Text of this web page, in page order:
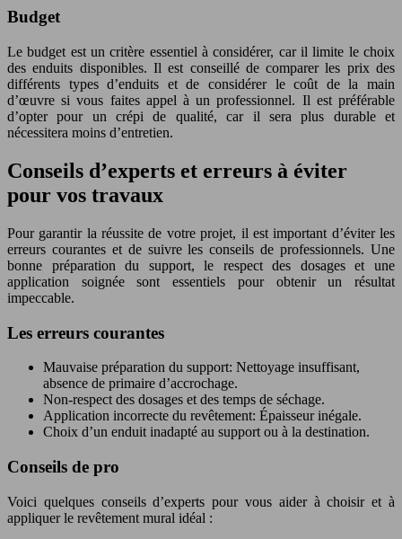
Budget
Le budget est un critère essentiel à considérer, car il limite le choix
des enduits disponibles. Il est conseillé de comparer les prix des
différents types d’enduits et de considérer le coût de la main
d’œuvre si vous faites appel à un professionnel. Il est préférable
d’opter pour un crépi de qualité, car il sera plus durable et
nécessitera moins d’entretien.
Conseils d’experts et erreurs à éviter
pour vos travaux
Pour garantir la réussite de votre projet, il est important d’éviter les
erreurs courantes et de suivre les conseils de professionnels. Une
bonne préparation du support, le respect des dosages et une
application soignée sont essentiels pour obtenir un résultat
impeccable.
Les erreurs courantes
Mauvaise préparation du support: Nettoyage insuffisant,
absence de primaire d’accrochage.
Non-respect des dosages et des temps de séchage.
Application incorrecte du revêtement: Épaisseur inégale.
Choix d’un enduit inadapté au support ou à la destination.
Conseils de pro
Voici quelques conseils d’experts pour vous aider à choisir et à
appliquer le revêtement mural idéal :